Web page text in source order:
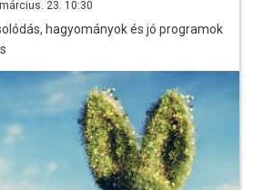
23. 10:30
hagyományok és jó programok